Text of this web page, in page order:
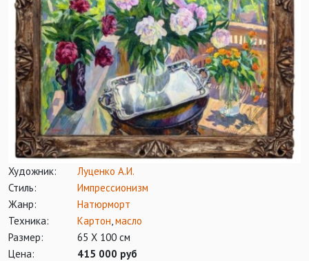
Художник:
Луценко А.И.
Стиль:
Импрессионизм
Жанр:
Натюрморт
Техника:
Картон масло
Размер:
65 Х 100 см
Цена:
415 000 руб